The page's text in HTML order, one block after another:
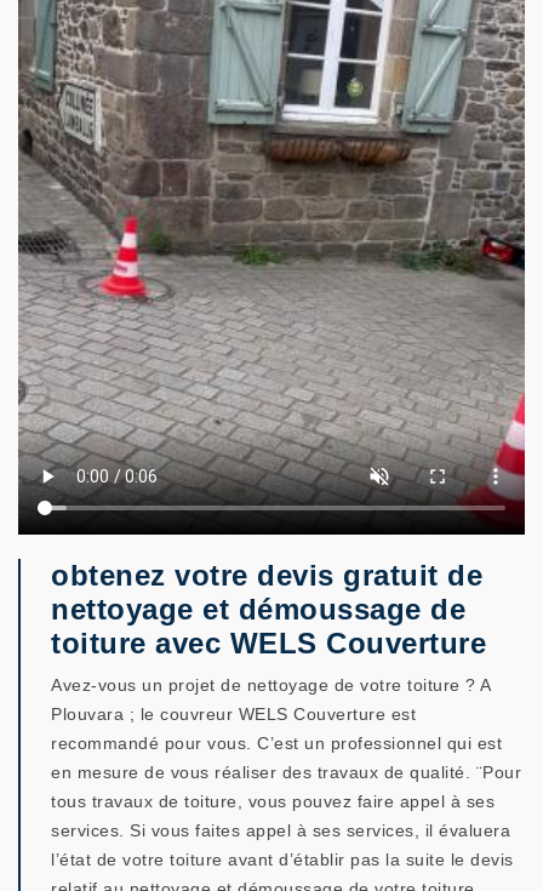
obtenez votre devis gratuit de
nettoyage et démoussage de
toiture avec WELS Couverture
Avez-vous un projet de nettoyage de votre toiture ? A
Plouvara ; le couvreur WELS Couverture est
recommandé pour vous. C’est un professionnel qui est
en mesure de vous réaliser des travaux de qualité. ¨Pour
tous travaux de toiture, vous pouvez faire appel à ses
services. Si vous faites appel à ses services, il évaluera
l’état de votre toiture avant d’établir pas la suite le devis